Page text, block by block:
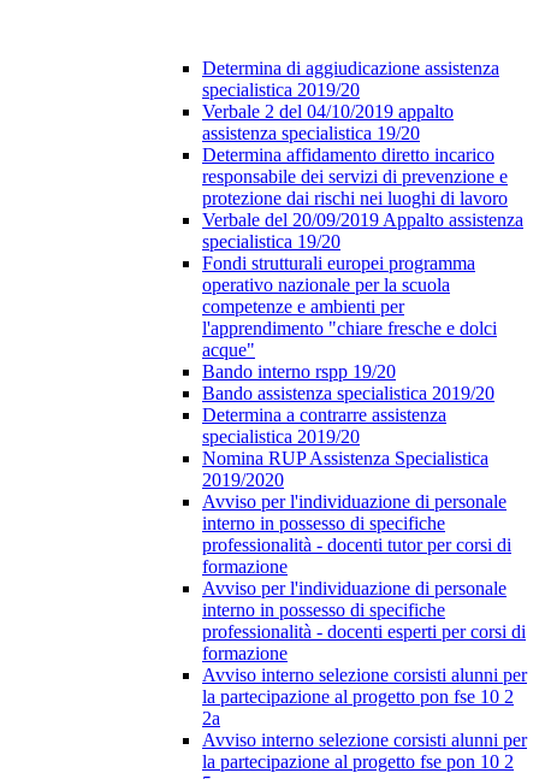
Determina di aggiudicazione assistenza
specialistica 2019/20
Verbale 2 del 04/10/2019 appalto
assistenza specialistica 19/20
Determina affidamento diretto incarico
responsabile dei servizi di prevenzione e
protezione dai rischi nei luoghi di lavoro
Verbale del 20/09/2019 Appalto assistenza
specialistica 19/20
Fondi strutturali europei programma
operativo nazionale per la scuola
competenze e ambienti per
l'apprendimento "chiare fresche e dolci
acque"
Bando interno rspp 19/20
Bando assistenza specialistica 2019/20
Determina a contrarre assistenza
specialistica 2019/20
Nomina RUP Assistenza Specialistica
2019/2020
Avviso per l'individuazione di personale
interno in possesso di specifiche
professionalità - docenti tutor per corsi di
formazione
Avviso per l'individuazione di personale
interno in possesso di specifiche
professionalità - docenti esperti per corsi di
formazione
Avviso interno selezione corsisti alunni per
la partecipazione al progetto pon fse 10 2
2a
Avviso interno selezione corsisti alunni per
la partecipazione al progetto fse pon 10 2